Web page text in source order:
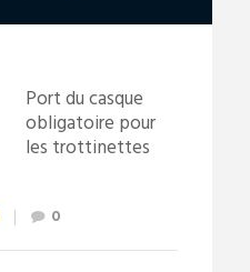
Port du casque
obligatoire pour
les trottinettes
septembre
2026
0